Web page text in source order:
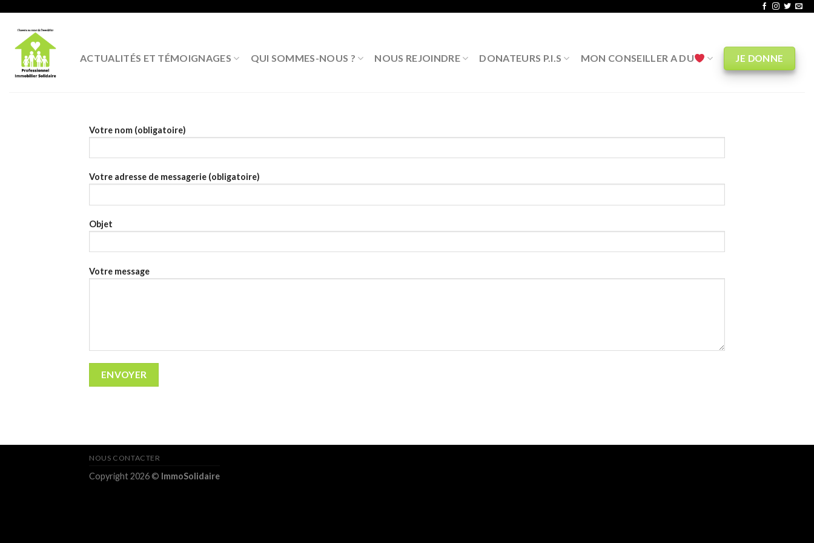
content
ACTUALITÉS ET TÉMOIGNAGES
QUI SOMMES-NOUS ? NOUS REJOINDRE DONATEURS P.I.S MON CONSEILLER A DU JE DONNE
Votre nom (obligatoire)
Votre adresse de messagerie (obligatoire)
Objet
Votre message
NOUS CONTACTER
Copyright 2026 © ImmoSolidaire